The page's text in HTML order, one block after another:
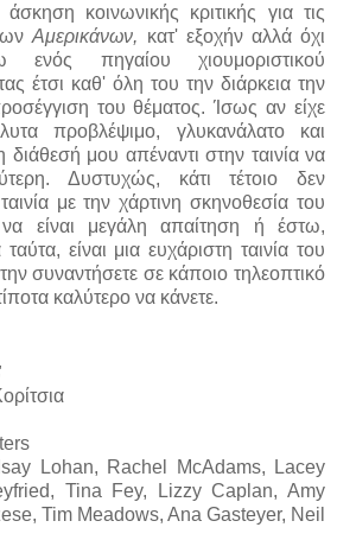
κοινωνικής κριτικής για τις
Αμερικάνων, κατ' εξοχήν αλλά όχι
ενός πηγαίου χιουμοριστικού
έτσι καθ' όλη του την διάρκεια την
του θέματος. Ίσως αν είχε
προβλέψιμο, γλυκανάλατο και
διάθεσή μου απέναντι στην ταινία να
Δυστυχώς, κάτι τέτοιο δεν
με την χάρτινη σκηνοθεσία του
είναι μεγάλη απαίτηση ή έστω,
είναι μια ευχάριστη ταινία του
συναντήσετε σε κάποιο τηλεοπτικό
καλύτερο να κάνετε.
Lohan, Rachel McAdams, Lacey
Tina Fey, Lizzy Caplan, Amy
Tim Meadows, Ana Gasteyer, Neil